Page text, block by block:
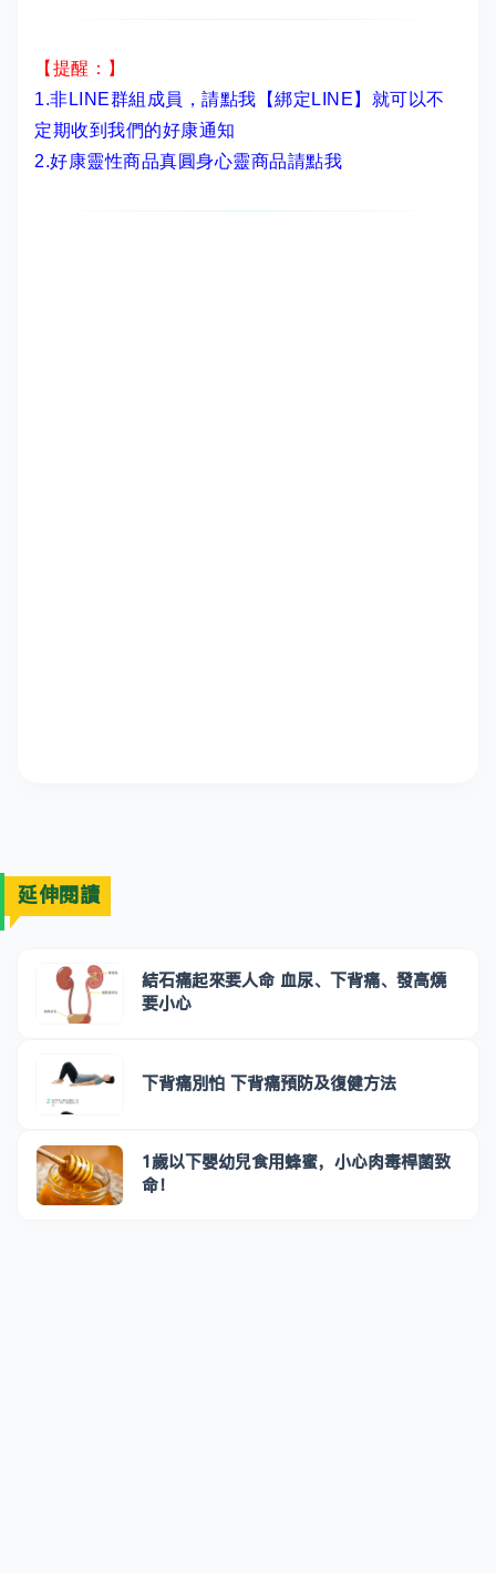
【提醒：】
1.非LINE群組成員， 請點我【綁定LINE】 就可以不
定期收到我們的好康通知
2.好康靈性商品真圓身心靈商品請點我
延伸閱讀
結石痛起來要人命 血尿、下背痛、發高燒
要小心
下背痛別怕 下背痛預防及復健方法
1歲以下嬰幼兒食用蜂蜜，小心肉毒桿菌致
命！